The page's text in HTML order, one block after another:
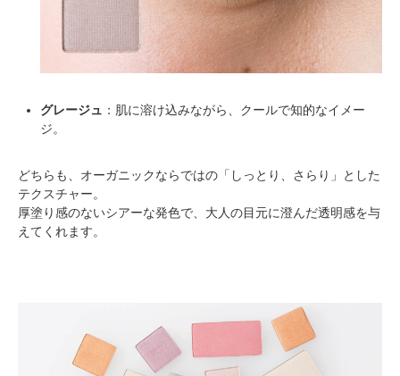
グレージュ ：肌に溶け込みながら、クールで知的なイメー
ジ。
どちらも、オーガニックならではの「しっとり、さらり」とした
テクスチャー。
厚塗り感のないシアーな発色で、大人の目元に澄んだ透明感を与
えてくれます。